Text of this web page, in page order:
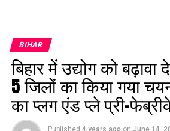
BIHAR
बिहार में उद्योग को
5 जिलों का किया गया
का प्लग एंड प्ले
Published 4 years ago on June 14,